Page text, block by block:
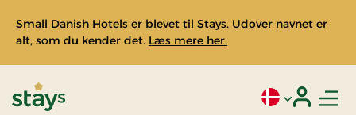
Small Danish Hotels er blevet til Stays. Udover navnet er
alt, som du kender det. Læs mere her.
Aktivt sprog: